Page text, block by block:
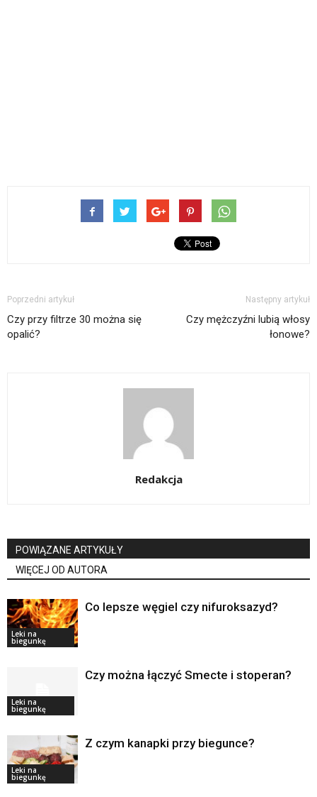
Poprzedni artykuł
Czy przy filtrze 30 można się
opalić?
Następny artykuł
Czy mężczyźni lubią włosy
łonowe?
Redakcja
POWIĄZANE ARTYKUŁY
WIĘCEJ OD AUTORA
Leki na
biegunkę
Co lepsze węgiel czy nifuroksazyd?
Leki na
biegunkę
Czy można łączyć Smecte i stoperan?
Leki na
biegunkę
Z czym kanapki przy biegunce?